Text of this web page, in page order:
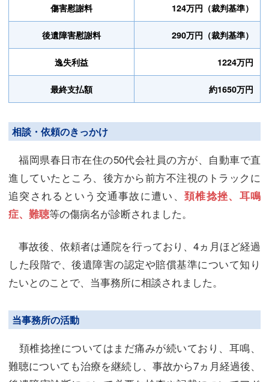
傷害慰謝料 124万円（裁判基準）
後遺障害慰謝料 290万円（裁判基準）
逸失利益 1224万円
最終支払額 約1650万円
相談・依頼のきっかけ
福岡県春日市在住の50代会社員の方が、自動車で直
進していたところ、後方から前方不注視のトラックに
追突されるという交通事故に遭い、頚椎捻挫、耳鳴
症、難聴等の傷病名が診断されました。
事故後、依頼者は通院を行っており、4ヵ月ほど経過
した段階で、後遺障害の認定や賠償基準について知り
たいとのことで、当事務所に相談されました。
当事務所の活動
頚椎捻挫についてはまだ痛みが続いており、耳鳴、
難聴についても治療を継続し、事故から7ヵ月経過後、